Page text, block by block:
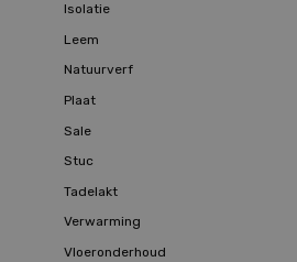
Isolatie
Leem
Natuurverf
Plaat
Sale
Stuc
Tadelakt
Verwarming
Vloeronderhoud